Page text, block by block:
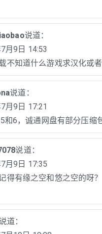
说道：
月9日 14:53
不知道什么游戏求汉化或
说道：
月9日 17:21
和6，诚通网盘有部分压缩
说道：
月9日 17:35
得有缘之空和悠之空的呀
道：